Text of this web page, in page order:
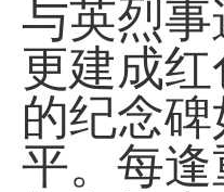
与英烈
更建成
的纪念
平。每